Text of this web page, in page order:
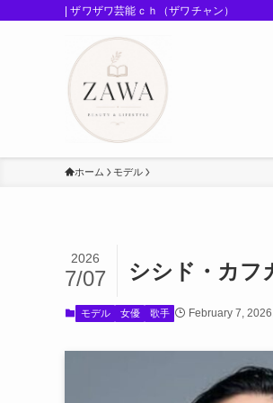
| ザワザワ芸能ｃｈ（ザワチャン）
ホーム モデル
シシド・カフ
2026
7/07
モデル 女優 歌手 February 7, 2026